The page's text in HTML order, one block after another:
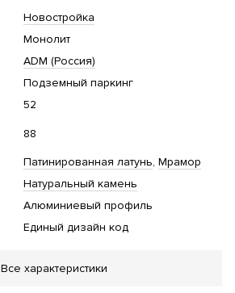
Новостройка
Монолит
ADM (Россия)
Подземный паркинг
52
88
Патинированная латунь Мрамор
Натуральный камень
Алюминиевый профиль
Единый дизайн код
Все характеристики